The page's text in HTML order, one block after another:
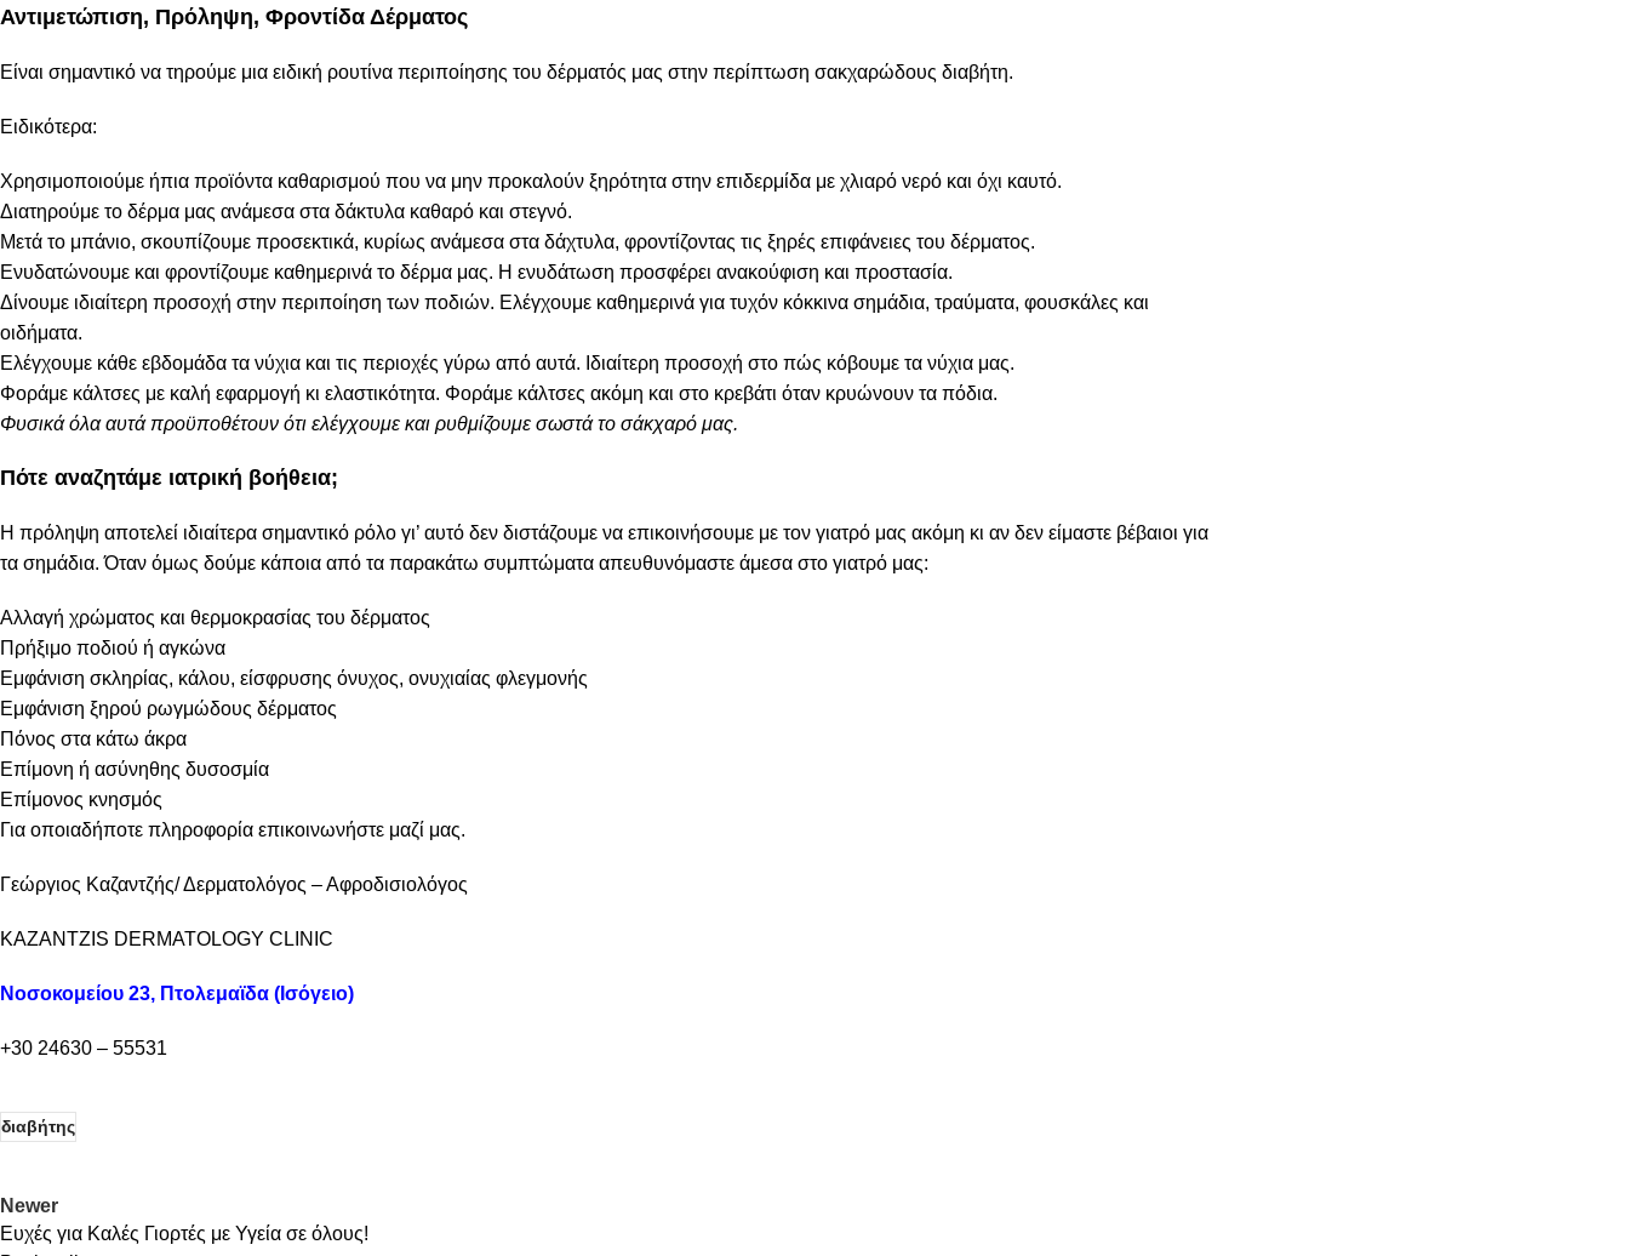
Αντιμετώπιση, Πρόληψη, Φροντίδα Δέρματος
Είναι σημαντικό να τηρούμε μια ειδική ρουτίνα περιποίησης του δέρματός μας στην περίπτωση σακχαρώδους διαβήτη.
Ειδικότερα:
Χρησιμοποιούμε ήπια προϊόντα καθαρισμού που να μην προκαλούν ξηρότητα στην επιδερμίδα με χλιαρό νερό και όχι καυτό.
Διατηρούμε το δέρμα μας ανάμεσα στα δάκτυλα καθαρό και στεγνό.
Μετά το μπάνιο, σκουπίζουμε προσεκτικά, κυρίως ανάμεσα στα δάχτυλα, φροντίζοντας τις ξηρές επιφάνειες του δέρματος.
Ενυδατώνουμε και φροντίζουμε καθημερινά το δέρμα μας. Η ενυδάτωση προσφέρει ανακούφιση και προστασία.
Δίνουμε ιδιαίτερη προσοχή στην περιποίηση των ποδιών. Ελέγχουμε καθημερινά για τυχόν κόκκινα σημάδια, τραύματα, φουσκάλες και
οιδήματα.
Ελέγχουμε κάθε εβδομάδα τα νύχια και τις περιοχές γύρω από αυτά. Ιδιαίτερη προσοχή στο πώς κόβουμε τα νύχια μας.
Φοράμε κάλτσες με καλή εφαρμογή κι ελαστικότητα. Φοράμε κάλτσες ακόμη και στο κρεβάτι όταν κρυώνουν τα πόδια.
Φυσικά όλα αυτά προϋποθέτουν ότι ελέγχουμε και ρυθμίζουμε σωστά το σάκχαρό μας.
Πότε αναζητάμε ιατρική βοήθεια;
Η πρόληψη αποτελεί ιδιαίτερα σημαντικό ρόλο γι’ αυτό δεν διστάζουμε να επικοινήσουμε με τον γιατρό μας ακόμη κι αν δεν είμαστε βέβαιοι για
τα σημάδια. Όταν όμως δούμε κάποια από τα παρακάτω συμπτώματα απευθυνόμαστε άμεσα στο γιατρό μας:
Αλλαγή χρώματος και θερμοκρασίας του δέρματος
Πρήξιμο ποδιού ή αγκώνα
Εμφάνιση σκληρίας, κάλου, είσφρυσης όνυχος, ονυχιαίας φλεγμονής
Εμφάνιση ξηρού ρωγμώδους δέρματος
Πόνος στα κάτω άκρα
Επίμονη ή ασύνηθης δυσοσμία
Επίμονος κνησμός
Για οποιαδήποτε πληροφορία επικοινωνήστε μαζί μας.
Γεώργιος Καζαντζής/ Δερματολόγος – Αφροδισιολόγος
KAZANTZIS DERMATOLOGY CLINIC
Νοσοκομείου 23, Πτολεμαϊδα (Ισόγειο)
+30 24630 – 55531
διαβήτης
Newer
Ευχές για Καλές Γιορτές με Υγεία σε όλους!